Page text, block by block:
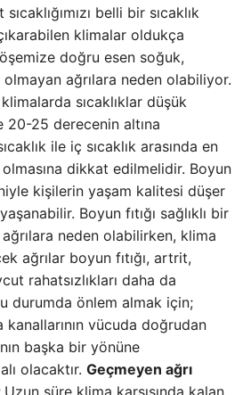
belli bir sıcaklık
klimalar oldukça
doğru esen soğuk,
ağrılara neden olabiliyor.
sıcaklıklar düşük
20-25 derecenin altına
ile iç sıcaklık arasında en
dikkat edilmelidir. Boyun
kişilerin yaşam kalitesi düşer
Boyun fıtığı sağlıklı bir
neden olabilirken, klima
ağrılar boyun fıtığı, artrit,
rahatsızlıkları daha da
durumda önlem almak için;
kanallarının vücuda doğrudan
başka bir yönüne
olacaktır. Geçmeyen ağrı
Uzun süre klima karşısında kalan